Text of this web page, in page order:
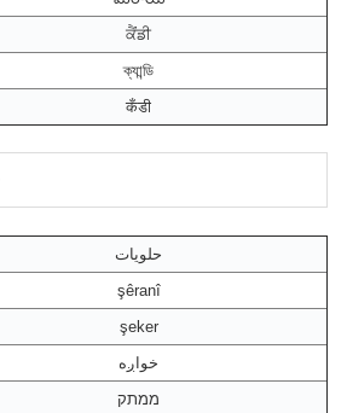
ਕੈਂਡੀ
ক্যান্ডি
कँडी
حلويات
şêranî
şeker
خواږه
ממתק